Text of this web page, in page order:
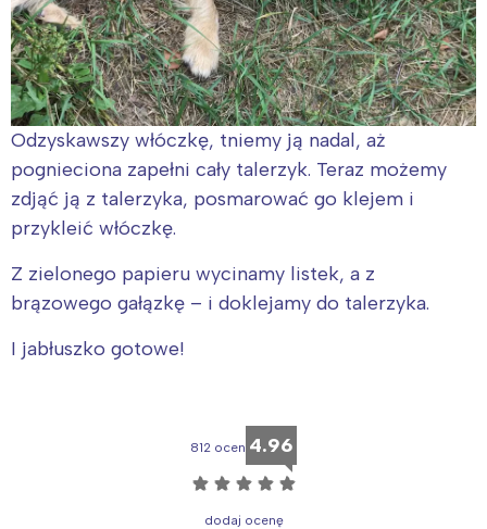
Odzyskawszy włóczkę, tniemy ją nadal, aż
pognieciona zapełni cały talerzyk. Teraz możemy
zdjąć ją z talerzyka, posmarować go klejem i
przykleić włóczkę.
Z zielonego papieru wycinamy listek, a z
brązowego gałązkę – i doklejamy do talerzyka.
I jabłuszko gotowe!
812 ocen 4.96
☆ ☆ ☆ ☆ ☆
dodaj ocenę